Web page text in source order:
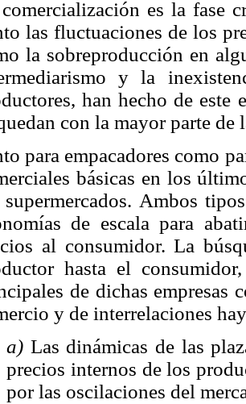
es la fase
las fluctuaciones de los
la sobreproducción en
y la
han hecho de este
con la mayor parte
para empacadores como
básicas en los
Ambos
de escala para
al consumidor. La
hasta el
de dichas empresas
y de interrelaciones
a) Las dinámicas de las
precios internos de los
por las oscilaciones del